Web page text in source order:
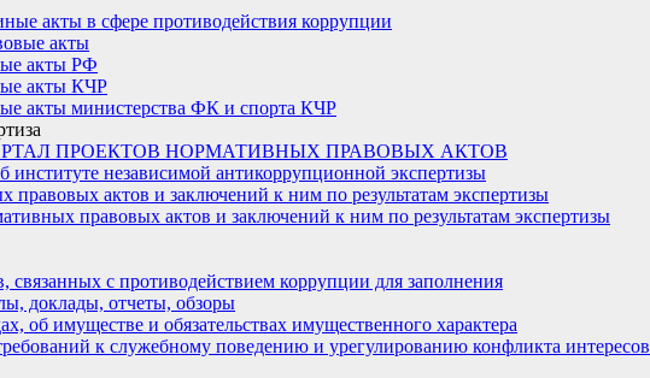
акты в сфере противодействия коррупции
акты
акты РФ
акты КЧР
акты министерства ФК и спорта КЧР
ПРОЕКТОВ НОРМАТИВНЫХ ПРАВОВЫХ АКТОВ
независимой антикоррупционной экспертизы
правовых актов и заключений к ним по результатам экспертизы
правовых актов и заключений к ним по результатам экспертизы
с противодействием коррупции для заполнения
доклады, отчеты, обзоры
об имуществе и обязательствах имущественного характера
к служебному поведению и урегулированию конфликта интересов